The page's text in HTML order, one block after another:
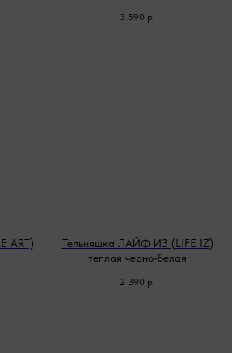
3 590 р.
ART)
Тельняшка ЛАЙФ ИЗ (LIFE IZ)
теплая черно-белая
2 390 р.